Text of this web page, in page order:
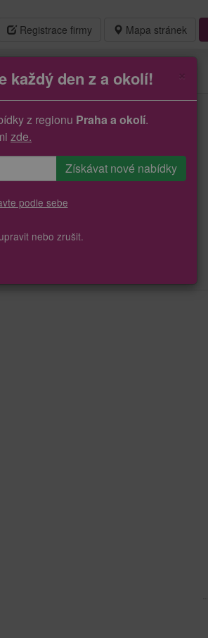
Mapa stránek
Registrace firmy
každý den z a okolí!
z regionu Praha a okolí.
zde.
podle sebe
nebo zrušit.